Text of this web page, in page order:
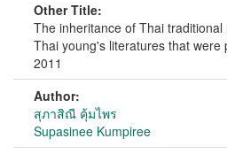
Other Title:
The inheritance of Thai
Thai young's literatures that were
2011
Author:
สุภาสิณี คุ้มไพร
Supasinee Kumpiree